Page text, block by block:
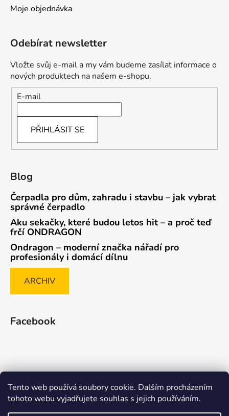
Tento web používá soubory cookie. Dalším procházením
tohoto webu vyjadřujete souhlas s jejich používáním.
Moje objednávka
Odebírat newsletter
Vložte svůj e-mail a my vám budeme zasílat informace o
nových produktech na našem e-shopu.
E-mail
PŘIHLÁSIT SE
Blog
Čerpadla pro dům, zahradu i stavbu – jak vybrat
správné čerpadlo
Aku sekačky, které budou letos hit – a proč teď
frčí ONDRAGON
Ondragon – moderní značka nářadí pro
profesionály i domácí dílnu
ARCHIV
Facebook
Způsob ověřování recenzí